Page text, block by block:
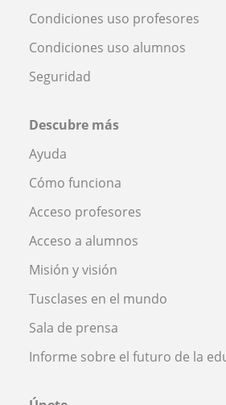
Condiciones uso profesores
Condiciones uso alumnos
Seguridad
Descubre más
Ayuda
Cómo funciona
Acceso profesores
Acceso a alumnos
Misión y visión
Tusclases en el mundo
Sala de prensa
Informe sobre el futuro de la